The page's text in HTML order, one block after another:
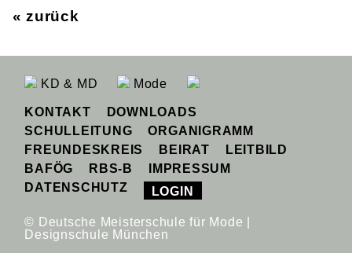
« zurück
KD & MD Mode
KONTAKT
DOWNLOADS
SCHULLEITUNG
ORGANIGRAMM
FREUNDESKREIS
BEIRAT
LEITBILD
BAFÖG
RBS-B
IMPRESSUM
DATENSCHUTZ
LOGIN
© Deutsche Meisterschule für Mode |
Designschule München